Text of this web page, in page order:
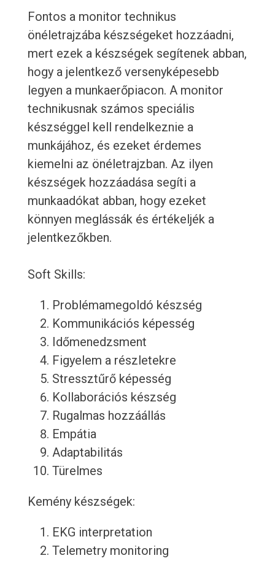
Fontos a monitor technikus
önéletrajzába készségeket hozzáadni,
mert ezek a készségek segítenek abban,
hogy a jelentkező versenyképesebb
legyen a munkaerőpiacon. A monitor
technikusnak számos speciális
készséggel kell rendelkeznie a
munkájához, és ezeket érdemes
kiemelni az önéletrajzban. Az ilyen
készségek hozzáadása segíti a
munkaadókat abban, hogy ezeket
könnyen meglássák és értékeljék a
jelentkezőkben.
Soft Skills:
Problémamegoldó készség
Kommunikációs képesség
Időmenedzsment
Figyelem a részletekre
Stressztűrő képesség
Kollaborációs készség
Rugalmas hozzáállás
Empátia
Adaptabilitás
Türelmes
Kemény készségek:
EKG interpretation
Telemetry monitoring